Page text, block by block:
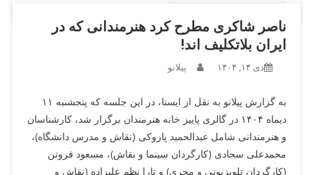
ناصر شاکری مطرح کرد هنرمندانی که در
ایران بلاتکلیف اند!
دی ۱۴, ۱۴۰۴ پیلانو
به گزارش پیلانو به نقل از ایسنا، در این جلسه که پنجشنبه ۱۱
دیماه ۱۴۰۴ در گالری پاییز خانه هنرمندان برگزار شد، کارشناسان
و هنرمندانی شامل عبدالحمید پازوکی (نقاش و مدرس دانشگاه)،
محمدعلی سجادی (کارگردان سینما و نقاش)، مسعود فروتن
(کارگردان تلویزیونی و مجری) و تارا نظم علیزاده (نقاش و